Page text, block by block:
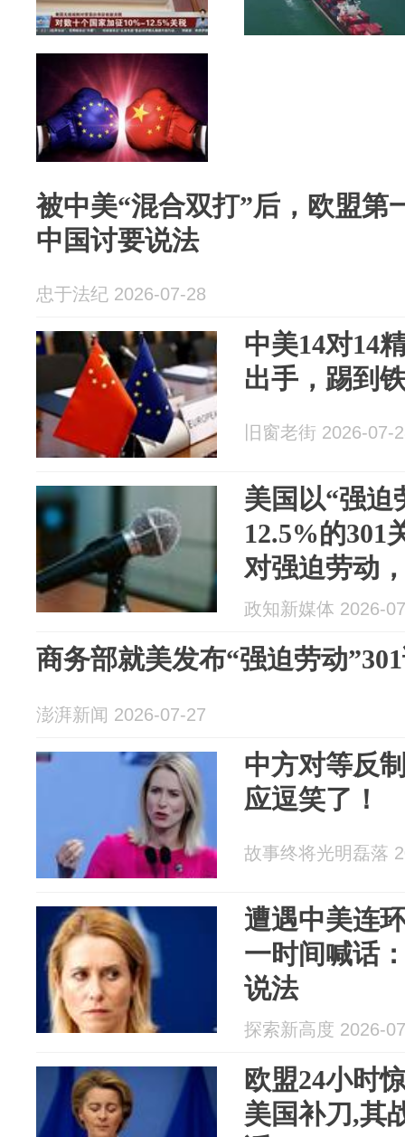
被中美“混合双打”后，欧盟第
中国讨要说法
忠于法纪 2026-07-28
中美14对14
出手，踢到
旧窗老街 2026-07-
美国以“强迫
12.5%的301
对强迫劳动
续举措，并
政知新媒体 2026-
商务部就美发布“强迫劳动
澎湃新闻 2026-07-27
中方对等反
应逗笑了！
故事终将光明磊落
遭遇中美连
一时间喊话
说法
探索新高度 2026-
欧盟24小时
美国补刀,其